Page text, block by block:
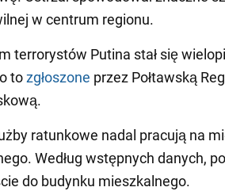
w centrum regionu.
terrorystów Putina stał się
tozgłoszone przez Połtawską
ratunkowe nadal pracują na
Według wstępnych danych,
do budynku mieszkalnego.